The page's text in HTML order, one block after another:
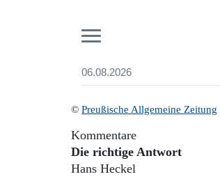
06.08.2026
Start
Aktuelle Ausgabe
Abonnenten-Login
Abonnent werden
Suchen und
© Preußische Allgemeine Zeitung
Kommentare
Die richtige Antwort
Hans Heckel